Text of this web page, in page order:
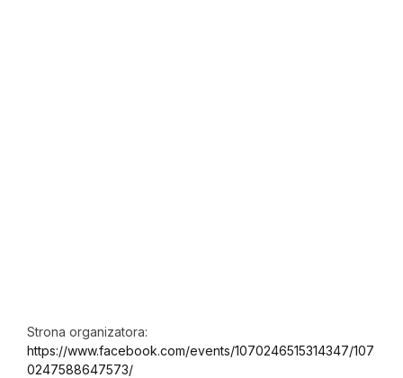
Strona organizatora:
https://www.facebook.com/events/1070246515314347/107
0247588647573/